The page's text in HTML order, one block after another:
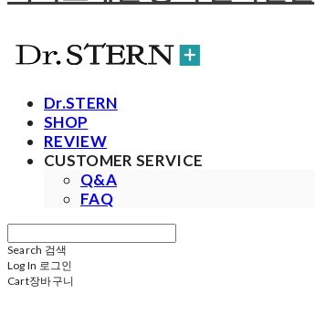
Dr.STERN
SHOP
REVIEW
CUSTOMER SERVICE
Q&A
FAQ
Search 검색
Log In 로그인
Cart장바구니